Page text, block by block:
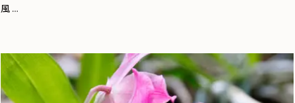
風 ...